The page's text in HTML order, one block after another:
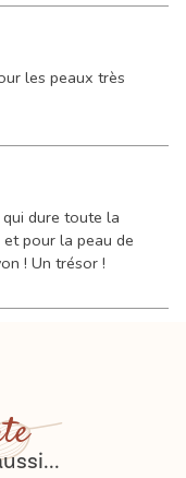
les peaux très
dure toute la
pour la peau de
! Un trésor !